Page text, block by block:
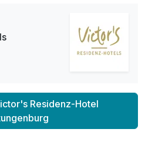
Residenz-Hotel